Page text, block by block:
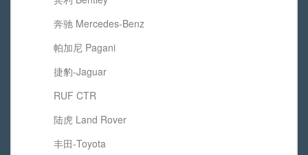
奔驰 Mercedes-Benz
帕加尼 Pagani
捷豹-Jaguar
RUF CTR
陆虎 Land Rover
丰田-Toyota